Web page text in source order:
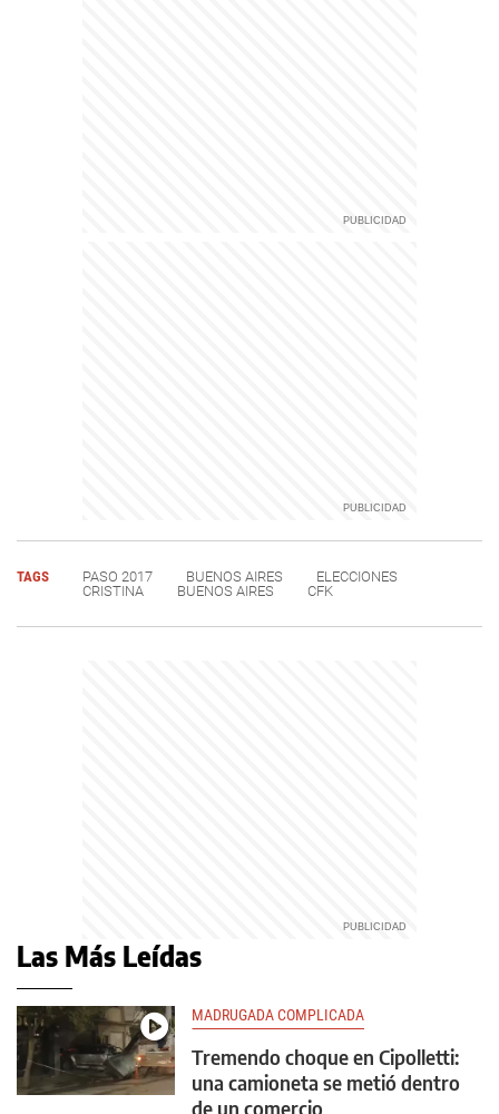
TAGS PASO 2017 BUENOS AIRES
ELECCIONES
CRISTINA
BUENOS AIRES CFK
Las Más Leídas
MADRUGADA COMPLICADA
Tremendo choque en Cipolletti:
una camioneta se metió dentro
de un comercio